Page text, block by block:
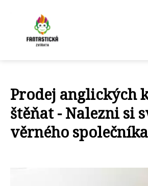
Prodej anglických
štěňat - Nalezni si
věrného